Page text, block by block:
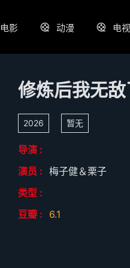
电影 动漫 电
修炼后我无
2026 暂无
导演 :
演员 : 梅子健＆栗子
类型 :
豆瓣 :
6.1